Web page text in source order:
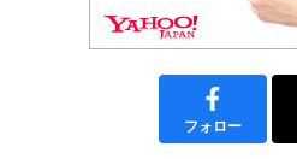
フォロー